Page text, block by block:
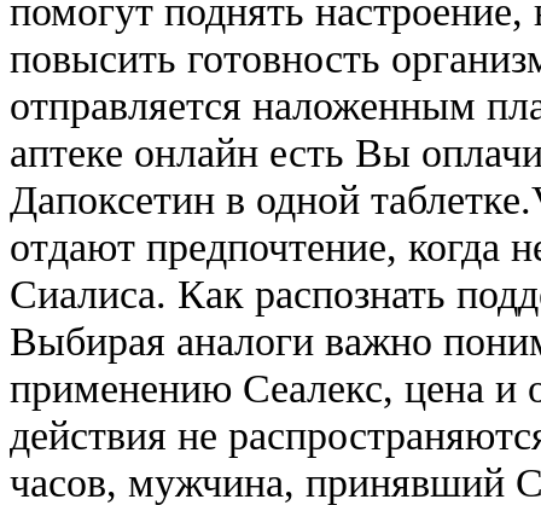
помогут поднять
повысить готовность
отправляется наложенным
аптеке онлайн есть Вы
Дапоксетин в одной
отдают предпочтение, когда
Сиалиса. Как распознать
Выбирая аналоги важно
применению Сеалекс, цена и
действия не
часов, мужчина, принявший